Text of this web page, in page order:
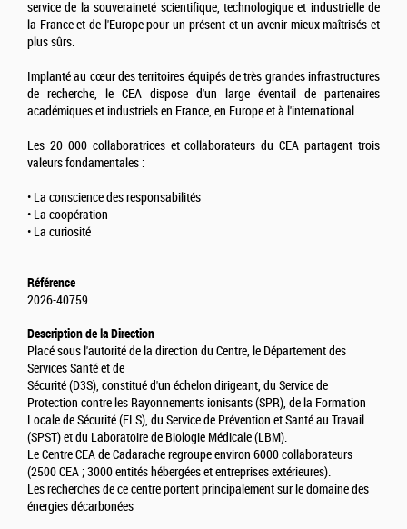
service de la souveraineté scientifique, technologique et industrielle de
la France et de l'Europe pour un présent et un avenir mieux maîtrisés et
plus sûrs.
Implanté au cœur des territoires équipés de très grandes infrastructures
de recherche, le CEA dispose d'un large éventail de partenaires
académiques et industriels en France, en Europe et à l'international.
Les 20 000 collaboratrices et collaborateurs du CEA partagent trois
valeurs fondamentales :
• La conscience des responsabilités
• La coopération
• La curiosité
Référence
2026-40759
Description de la Direction
Placé sous l'autorité de la direction du Centre, le Département des
Services Santé et de
Sécurité (D3S), constitué d'un échelon dirigeant, du Service de
Protection contre les Rayonnements ionisants (SPR), de la Formation
Locale de Sécurité (FLS), du Service de Prévention et Santé au Travail
(SPST) et du Laboratoire de Biologie Médicale (LBM).
Le Centre CEA de Cadarache regroupe environ 6000 collaborateurs
(2500 CEA ; 3000 entités hébergées et entreprises extérieures).
Les recherches de ce centre portent principalement sur le domaine des
énergies décarbonées